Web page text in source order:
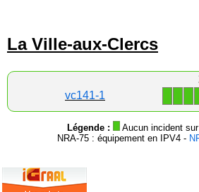
La Ville-aux-Clercs
vc141-1
Légende : Aucun incident
NRA-75 : équipement en IPV4 -